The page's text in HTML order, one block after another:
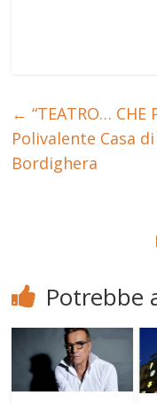
← “TEATRO… CHE
Polivalente Casa
Bordighera
Potrebbe